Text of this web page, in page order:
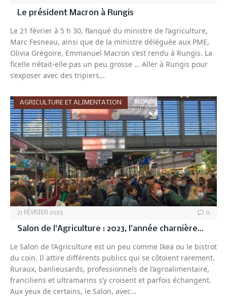
Le président Macron à Rungis
Le 21 février à 5 h 30, flanqué du ministre de l’agriculture,
Marc Fesneau, ainsi que de la ministre déléguée aux PME,
Olivia Grégoire, Emmanuel Macron s’est rendu à Rungis. La
ficelle n’était-elle pas un peu grosse … Aller à Rungis pour
s’exposer avec des tripiers…
AGRICULTURE ET ALIMENTATION
21 FÉVRIER 2023 0
Salon de l’Agriculture : 2023, l’année charnière…
Le Salon de l’Agriculture est un peu comme Ikea ou le bistrot
du coin. Il attire différents publics qui se côtoient rarement.
Ruraux, banlieusards, professionnels de l’agroalimentaire,
franciliens et ultramarins s’y croisent et parfois échangent.
Aux yeux de certains, le Salon, avec…